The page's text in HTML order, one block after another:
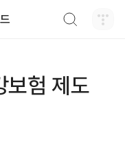
험 제도